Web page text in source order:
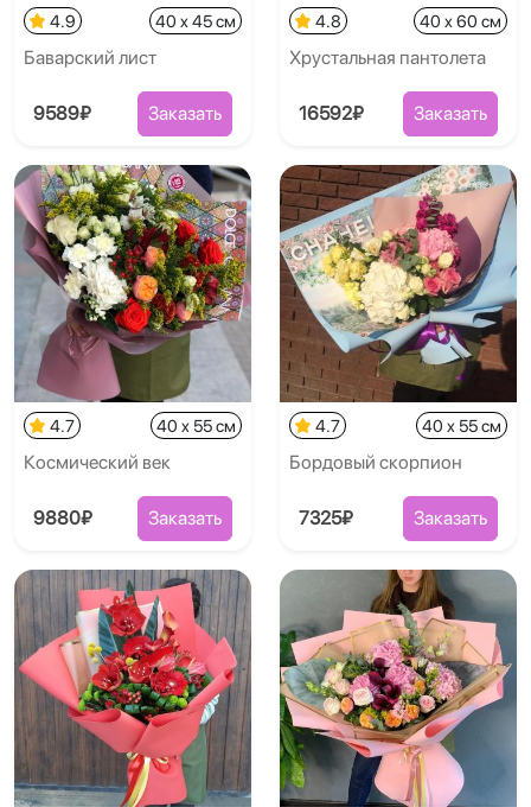
4.9 40 x 45 см
Баварский лист
9589₽ Заказать
4.8 40 x 60 см
Хрустальная пантолета
16592₽ Заказать
4.7 40 x 55 см
Космический век
9880₽ Заказать
4.7 40 x 55 см
Бордовый скорпион
7325₽ Заказать